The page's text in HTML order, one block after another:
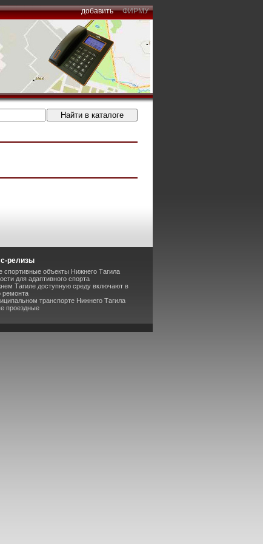
добавить ФИРМУ
релизы
спортивные объекты Нижнего Тагила
для адаптивного спорта
Тагиле доступную среду включают в
ремонта
транспорте Нижнего Тагила
проездные